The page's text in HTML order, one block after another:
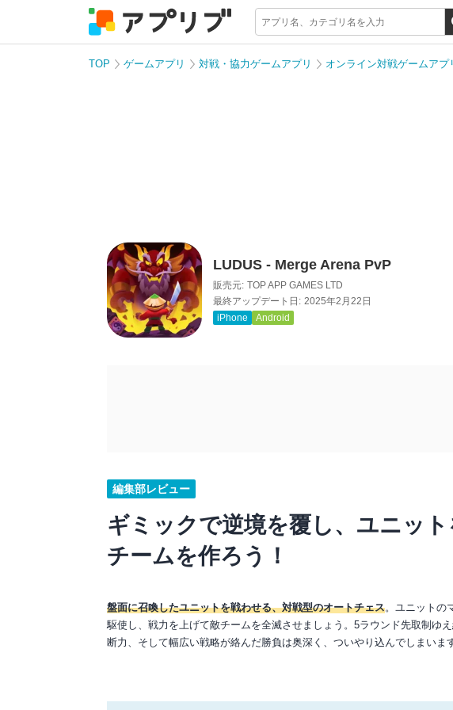
TOP ゲームアプリ 対戦・協力ゲームアプリ オンライン対戦ゲームアプ
LUDUS - Merge Arena PvP
販売元: TOP APP GAMES LTD
最終アップデート日: 2025年2月22日
iPhone
Android
編集部レビュー
ギミックで逆境を覆し、ユニッ
チームを作ろう！
盤面に召喚したユニットを戦わせる、対戦型のオートチェス。ユニットの
駆使し、戦力を上げて敵チームを全滅させましょう。5ラウンド先取制ゆ
断力、そして幅広い戦略が絡んだ勝負は奥深く、ついやり込んでしまいま